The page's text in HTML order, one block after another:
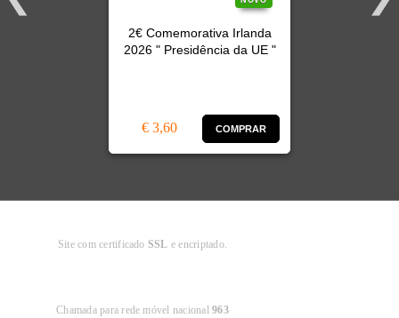
2€ Comemorativa Irlanda
2026 " Presidência da UE "
€ 3,60 COMPRAR
Site com certificado SSL e encriptado.
Chamada para rede móvel nacional963